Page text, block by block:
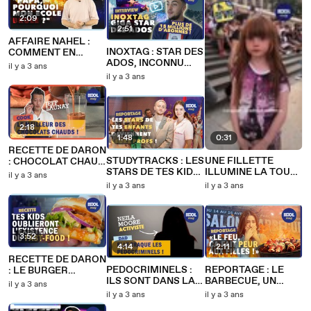
2:09
AFFAIRE NAHEL :
COMMENT EN
PARLER AUX
il y a 3 ans
2:18
RECETTE DE DARON
: CHOCOLAT CHAUD
MAISON
il y a 3 ans
3:52
RECETTE DE DARON
: LE BURGER
MAISON ULTIME
il y a 3 ans
2:51
INOXTAG : STAR DES
ADOS, INCONNU
DES DARONS
il y a 3 ans
1:48
STUDYTRACKS : LES
STARS DE TES KIDS
DEVIENNENT PROFS
il y a 3 ans
4:14
PEDOCRIMINELS :
ILS SONT DANS LA
POCHE DE VOS
il y a 3 ans
0:31
UNE FILLETTE
ILLUMINE LA TOUR
EIFFEL !
il y a 3 ans
2:11
REPORTAGE : LE
BARBECUE, UN
TRUC DE MEC ?
il y a 3 ans